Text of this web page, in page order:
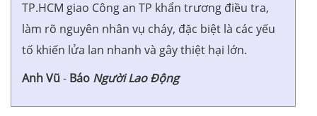
TP.HCM giao Công an TP khẩn trương điều tra,
làm rõ nguyên nhân vụ cháy, đặc biệt là các yếu
tố khiến lửa lan nhanh và gây thiệt hại lớn.
Anh Vũ - Báo Người Lao Động